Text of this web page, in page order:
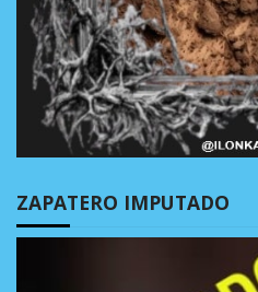
ZAPATERO IMPUTADO